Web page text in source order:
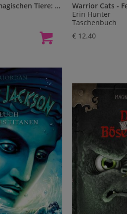
Die Schule der magischen Tiere: Das Buch zum Film 4
Warrior Cats -
Erin Hunter
Taschenbuch
€ 12.40